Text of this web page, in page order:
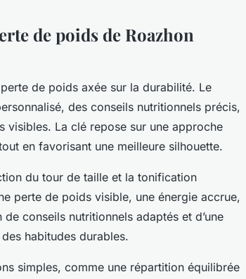
de poids de Roazhon
de poids axée sur la durabilité. Le
des conseils nutritionnels précis,
visibles. La clé repose sur une approche
en favorisant une meilleure silhouette.
du tour de taille et la tonification
perte de poids visible, une énergie accrue,
conseils nutritionnels adaptés et d’une
habitudes durables.
simples, comme une répartition équilibrée